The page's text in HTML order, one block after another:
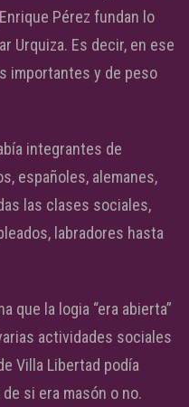
Pérez fundan lo
Urquiza. Es decir, en ese
importantes y de peso
integrantes de
españoles, alemanes,
las clases sociales,
labradores hasta
que la logia “era abierta”
actividades sociales
Villa Libertad podía
si era masón o no.